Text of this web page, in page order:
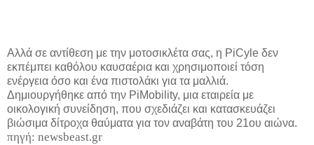
Αλλά σε αντίθεση με την μοτοσικλέτα σας, η PiCyle δεν
εκπέμπει καθόλου καυσαέρια και χρησιμοποιεί τόση
ενέργεια όσο και ένα πιστολάκι για τα μαλλιά.
Δημιουργήθηκε από την PiMobility, μια εταιρεία με
οικολογική συνείδηση, που σχεδιάζει και κατασκευάζει
βιώσιμα δίτροχα θαύματα για τον αναβάτη του 21ου αιώνα.
πηγή: newsbeast.gr